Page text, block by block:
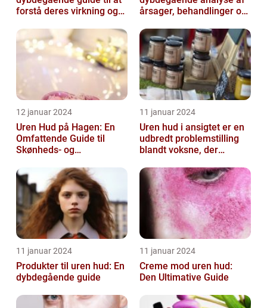
forstå deres virkning og
årsager, behandlinger og
12 januar 2024
Uren Hud på Hagen: En
Omfattende Guide til
Skønheds- og
11 januar 2024
Uren hud i ansigtet er en
udbredt problemstilling
blandt voksne, der
kvinder...
11 januar 2024
Produkter til uren hud: En
dybdegående guide
11 januar 2024
Creme mod uren hud:
Den Ultimative Guide